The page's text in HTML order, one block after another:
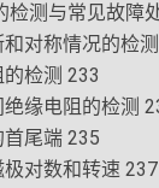
检测与常见故障
对称情况的检
检测 233
缘电阻的检测
尾端 235
对数和转速 237